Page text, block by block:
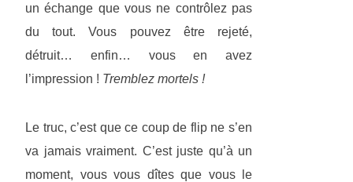
un échange que vous ne contrôlez pas
du tout. Vous pouvez être rejeté,
détruit… enfin… vous en avez
l’impression ! Tremblez mortels !
Le truc, c’est que ce coup de flip ne s’en
va jamais vraiment. C’est juste qu’à un
moment, vous vous dîtes que vous le